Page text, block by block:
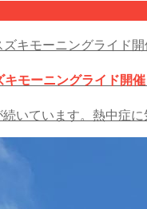
モーニングライド開
いています。熱中症に